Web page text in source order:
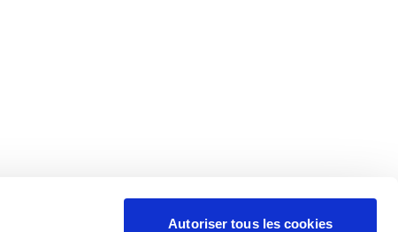
Autoriser tous les cookies